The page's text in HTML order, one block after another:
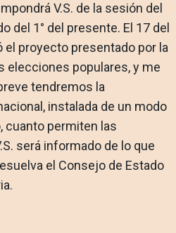
V.S. de la sesión del
del 1° del presente. El 17 del
el pro­yecto presentado por la
elecciones popula­res, y me
tendremos la
instalada de un modo
cuan­to permiten las
será informado de lo que
el Consejo de Estado